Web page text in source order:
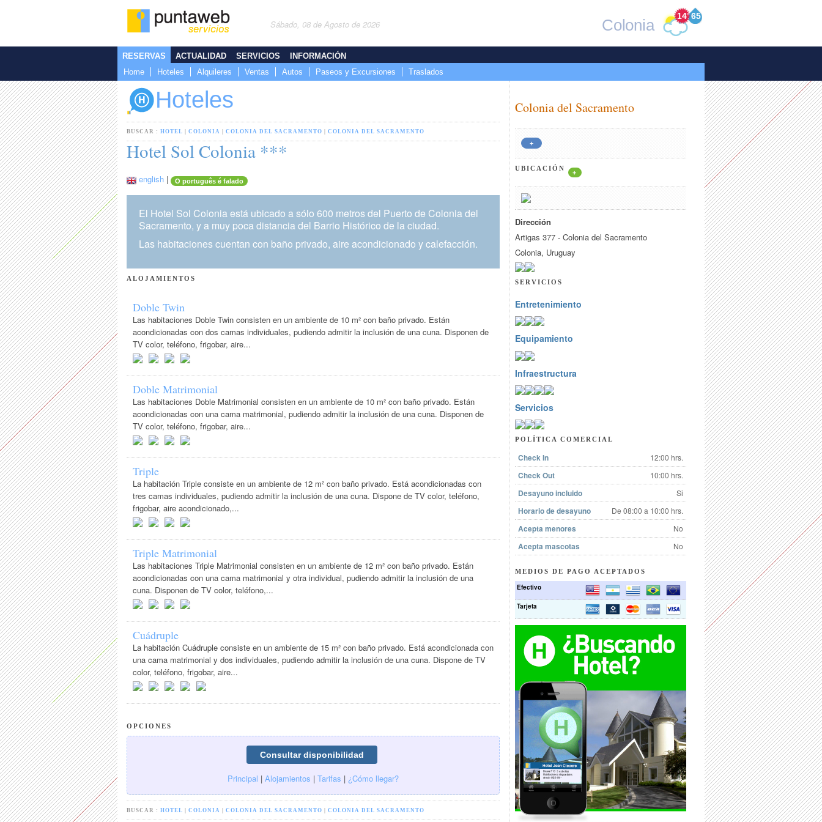
Sábado, 08 de Agosto de 2026
65
14°
Colonia
RESERVAS
Home
Hoteles Alquileres Ventas Autos Paseos y Excursiones Traslados
ACTUALIDAD SERVICIOS INFORMACIÓN
Hoteles
BUSCAR : HOTEL COLONIA COLONIA DEL SACRAMENTO COLONIA DEL SACRAMENTO
Hotel Sol Colonia ***
english | O português é falado
El Hotel Sol Colonia está ubicado a sólo 600 metros del Puerto de Colonia del
Sacramento, y a muy poca distancia del Barrio Histórico de la ciudad.
Las habitaciones cuentan con baño privado, aire acondicionado y calefacción.
ALOJAMIENTOS
Doble Twin
Las habitaciones Doble Twin consisten en un ambiente de 10 m² con baño privado. Están
acondicionadas con dos camas individuales, pudiendo admitir la inclusión de una cuna. Disponen de
TV color, teléfono, frigobar, aire...
Doble Matrimonial
Las habitaciones Doble Matrimonial consisten en un ambiente de 10 m² con baño privado. Están
acondicionadas con una cama matrimonial, pudiendo admitir la inclusión de una cuna. Disponen de
TV color, teléfono, frigobar, aire...
Triple
La habitación Triple consiste en un ambiente de 12 m² con baño privado. Está acondicionadas con
tres camas individuales, pudiendo admitir la inclusión de una cuna. Dispone de TV color, teléfono,
frigobar, aire acondicionado,...
Triple Matrimonial
Las habitaciones Triple Matrimonial consisten en un ambiente de 12 m² con baño privado. Están
acondicionadas con una cama matrimonial y otra individual, pudiendo admitir la inclusión de una
cuna. Disponen de TV color, teléfono,...
Cuádruple
La habitación Cuádruple consiste en un ambiente de 15 m² con baño privado. Está acondicionada con
una cama matrimonial y dos individuales, pudiendo admitir la inclusión de una cuna. Dispone de TV
color, teléfono, frigobar, aire...
OPCIONES
Principal | Alojamientos | Tarifas | ¿Cómo llegar?
BUSCAR : HOTEL COLONIA COLONIA DEL SACRAMENTO COLONIA DEL SACRAMENTO
Colonia del Sacramento
+
UBICACIÓN
+
Dirección
Artigas 377 - Colonia del Sacramento
Colonia, Uruguay
SERVICIOS
Entretenimiento
Equipamiento
Infraestructura
Servicios
POLÍTICA COMERCIAL
Check In 12:00 hrs.
Check Out 10:00 hrs.
Desayuno incluido Si
Horario de desayuno De 08:00 a 10:00 hrs.
Acepta menores No
Acepta mascotas No
MEDIOS DE PAGO ACEPTADOS
Efectivo
Tarjeta